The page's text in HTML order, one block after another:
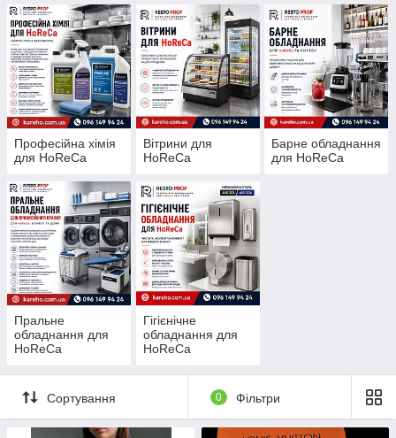
Професійна хімія
для HoReCa
Вітрини для
HoReCa
Барне обладнання
для HoReCa
Пральне
обладнання для
HoReCa
Гігієнічне
обладнання для
HoReCa
Сортування 0 Фільтри